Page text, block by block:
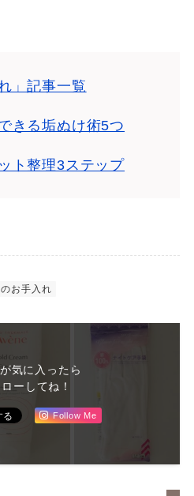
」記事一覧
きる垢ぬけ術5つ
ト整理3ステップ
のお手入れ
気に入ったら
ーしてね！
Follow Me